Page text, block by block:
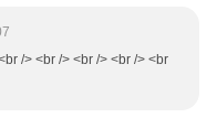
/> <br /> <br /> <br /> <br